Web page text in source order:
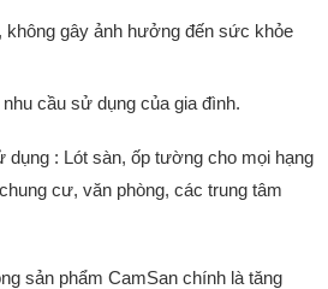
không gây ảnh hưởng đến sức khỏe
cầu sử dụng của gia đình.
: Lót sàn, ốp tường cho mọi hạng
cư, văn phòng, các trung tâm
sản phẩm CamSan chính là tăng